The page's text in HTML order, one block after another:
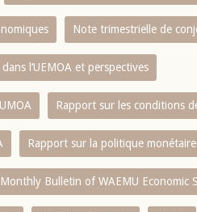
Note trimestrielle de
l‘UEMOA et perspectives
Rapport sur les conditions
Rapport sur la politique monétaire
Monthly Bulletin of WAEMU Economic